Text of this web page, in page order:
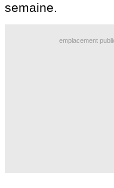
semaine.
emplacement